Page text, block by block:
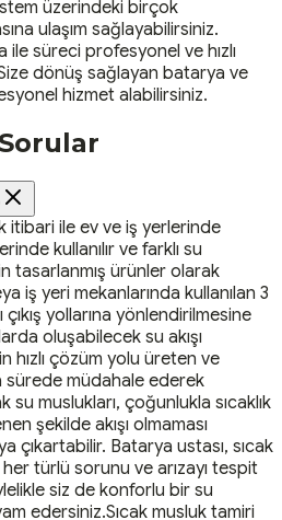
üzerindeki birçok
ulaşım sağlayabilirsiniz.
süreci profesyonel ve hızlı
dönüş sağlayan batarya ve
hizmet alabilirsiniz.
itibari ile ev ve iş yerlerinde
kullanılır ve farklı su
tasarlanmış ürünler olarak
iş yeri mekanlarında kullanılan 3
yollarına yönlendirilmesine
oluşabilecek su akışı
hızlı çözüm yolu üreten ve
sürede müdahale ederek
su muslukları, çoğunlukla sıcaklık
şekilde akışı olmaması
çıkartabilir. Batarya ustası, sıcak
türlü sorunu ve arızayı tespit
siz de konforlu bir su
edersiniz.Sıcak musluk tamiri